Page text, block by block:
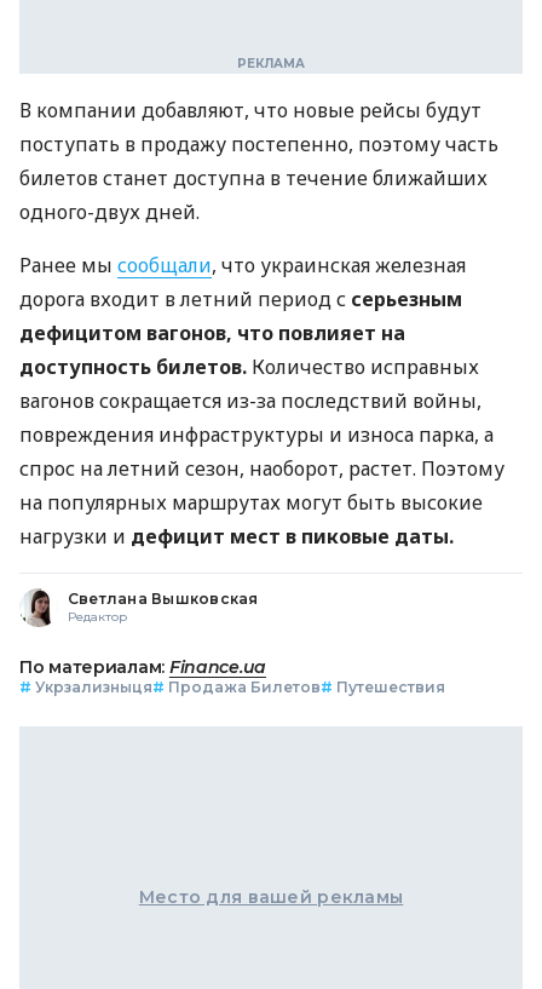
В компании добавляют, что новые рейсы будут
поступать в продажу постепенно, поэтому часть
билетов станет доступна в течение ближайших
одного-двух дней.
Ранее мы сообщали, что украинская железная
дорога входит в летний период с серьезным
дефицитом вагонов, что повлияет на
доступность билетов. Количество исправных
вагонов сокращается из-за последствий войны,
повреждения инфраструктуры и износа парка, а
спрос на летний сезон, наоборот, растет. Поэтому
на популярных маршрутах могут быть высокие
нагрузки и дефицит мест в пиковые даты.
Светлана Вышковская
Редактор
По материалам: Finance.ua
# Укрзализныця# Продажа Билетов# Путешествия
Место для вашей рекламы